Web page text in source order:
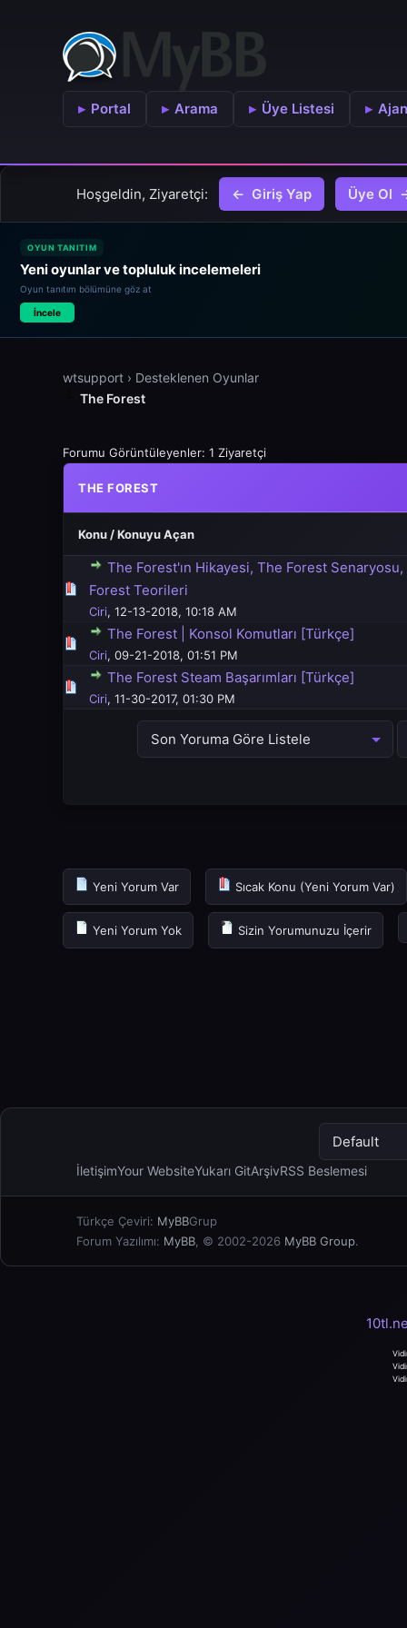
Portal Arama Üye Listesi
Hoşgeldin, Ziyaretçi: Giriş Yap Üye Ol
OYUN TANITIM
Yeni oyunlar ve topluluk incelemeleri
Oyun tanıtım bölümüne göz at
İncele
wtsupport › Desteklenen Oyunlar
The Forest
Forumu Görüntüleyenler: 1 Ziyaretçi
THE FOREST
Konu /Konuyu Açan
The Forest'ın Hikayesi, The Forest
Forest Teorileri
Ciri, 12-13-2018, 10:18 AM
üzerinden 0 Oy - Toplam Ortalama 0 Oy Verilmiş
12345
The Forest | Konsol Komutları [Türkçe]
Ciri, 09-21-2018, 01:51 PM
üzerinden 0 Oy - Toplam Ortalama 0 Oy Verilmiş
123 4 5
The Forest Steam Başarımları [Türkçe]
Ciri, 11-30-2017, 01:30 PM
üzerinden 0 Oy - Toplam Ortalama 0 Oy Verilmiş
123 45
Yeni Yorum Var Sıcak Konu (Yeni Yorum Var)
Yeni Yorum Yok Sizin Yorumunuzu İçerir
İletişimYour WebsiteYukarı GitArşivRSS Beslemesi
Türkçe Çeviri: MyBBGrup
Forum Yazılımı: MyBB , © 2002-2026 MyBB Group.